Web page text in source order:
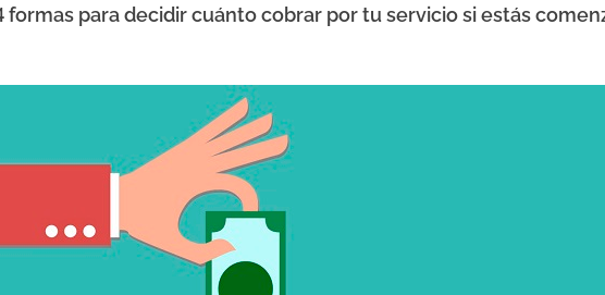
formas para decidir cuánto cobrar por tu servicio si estás